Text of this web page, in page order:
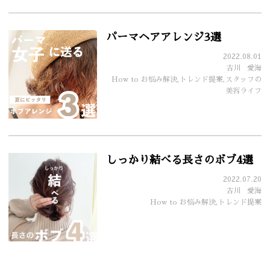
パーマヘアアレンジ3選
2022.08.01
古川
愛海
How to お悩み解決,トレンド提案,スタッフの
美容ライフ
しっかり結べる長さのボブ4選
2022.07.20
古川
愛海
How to お悩み解決,トレンド提案